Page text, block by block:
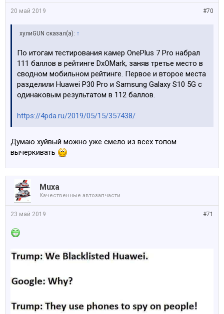
#70
20 май 2019
хулиGUN сказал(а): ↑
По итогам тестирования камер OnePlus 7 Pro набрал
111 баллов в рейтинге DxOMark, заняв третье место в
сводном мобильном рейтинге. Первое и второе места
разделили Huawei P30 Pro и Samsung Galaxy S10 5G с
одинаковым результатом в 112 баллов.
https://4pda.ru/2019/05/15/357438/
Думаю хуйвый можно уже смело из всех топом
вычеркивать
Muxa
Качественные автозапчасти
#71
23 май 2019